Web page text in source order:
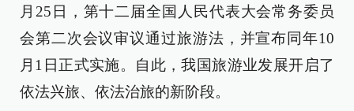
月25日，第十二届全国人民代表大会常务委员
会第二次会议审议通过旅游法，并宣布同年10
月1日正式实施。自此，我国旅游业发展开启了
依法兴旅、依法治旅的新阶段。